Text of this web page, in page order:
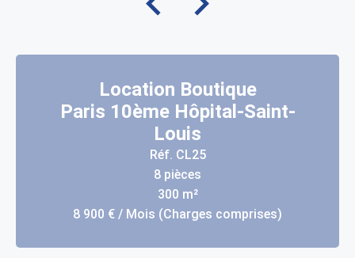
Location Boutique
Paris 10ème Hôpital-Saint-
Louis
Réf. CL25
8 pièces
300 m²
8 900 € / Mois (Charges comprises)